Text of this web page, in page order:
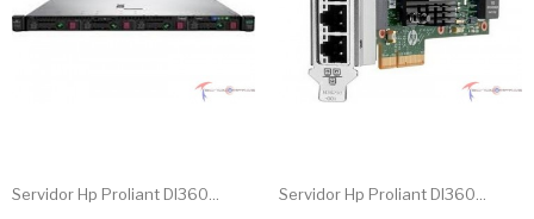
Servidor Hp Proliant Dl360...
Servidor Hp Proliant Dl360...